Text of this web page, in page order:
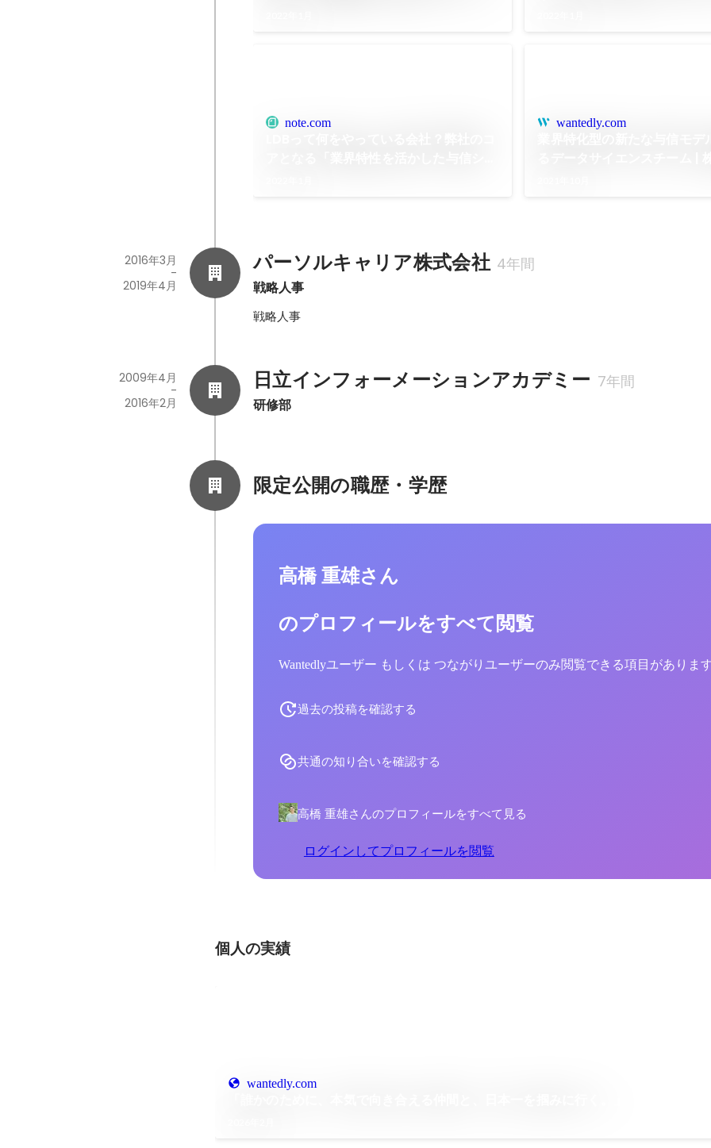
note.com wantedly.com
パーソルキャリア株式会社 4年間
戦略人事
2016年3月
-
2019年4月
戦略人事
日立インフォーメーションアカデミー 7年間
研修部
2009年4月
-
2016年2月
限定公開の職歴・学歴
高橋 重雄さん
のプロフィールをすべて閲覧
Wantedlyユーザー もしくは つながりユーザーのみ閲覧できる項目がありま
過去の投稿を確認する
共通の知り合いを確認する
高橋 重雄さんのプロフィールをすべて見る
ログインしてプロフィールを閲覧
個人の実績
wantedly.com